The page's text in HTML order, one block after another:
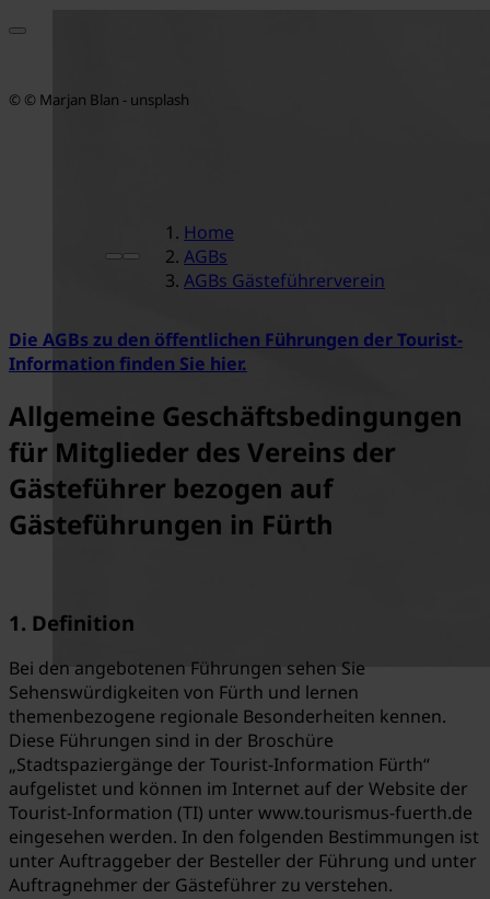
© © Marjan Blan - unsplash
Home
AGBs
AGBs Gästeführerverein
Die AGBs zu den öffentlichen Führungen der Tourist-
Information finden Sie hier.
Allgemeine Geschäftsbedingungen
für Mitglieder des Vereins der
Gästeführer bezogen auf
Gästeführungen in Fürth
1. Definition
Bei den angebotenen Führungen sehen Sie
Sehenswürdigkeiten von Fürth und lernen
themenbezogene regionale Besonderheiten kennen.
Diese Führungen sind in der Broschüre
„Stadtspaziergänge der Tourist-Information Fürth“
aufgelistet und können im Internet auf der Website der
Tourist-Information (TI) unter www.tourismus-fuerth.de
eingesehen werden. In den folgenden Bestimmungen ist
unter Auftraggeber der Besteller der Führung und unter
Auftragnehmer der Gästeführer zu verstehen.